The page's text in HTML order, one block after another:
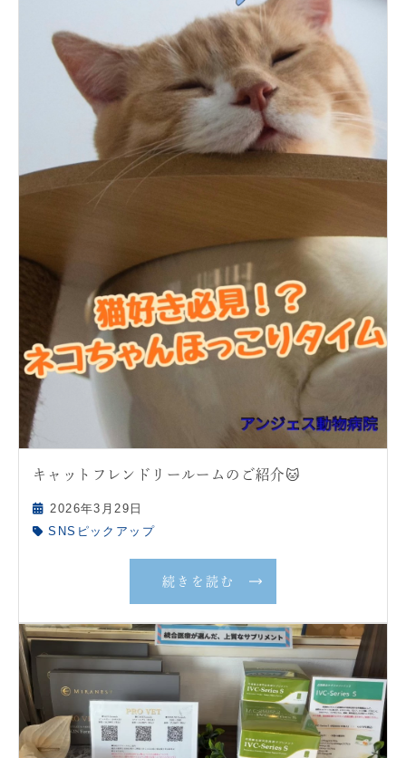
キャットフレンドリールームのご紹介🐱
2026年3月29日
SNSピックアップ
続きを読む